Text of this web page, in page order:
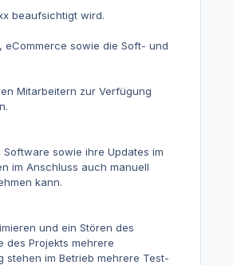
beaufsichtigt wird.
eCommerce sowie die Soft- und
Mitarbeitern zur Verfügung
sowie ihre Updates im
im Anschluss auch manuell
kann.
und ein Stören des
des Projekts mehrere
im Betrieb mehrere Test-